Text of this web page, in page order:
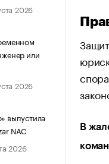
2026
или
2026
выпустила
NAC
2026
В